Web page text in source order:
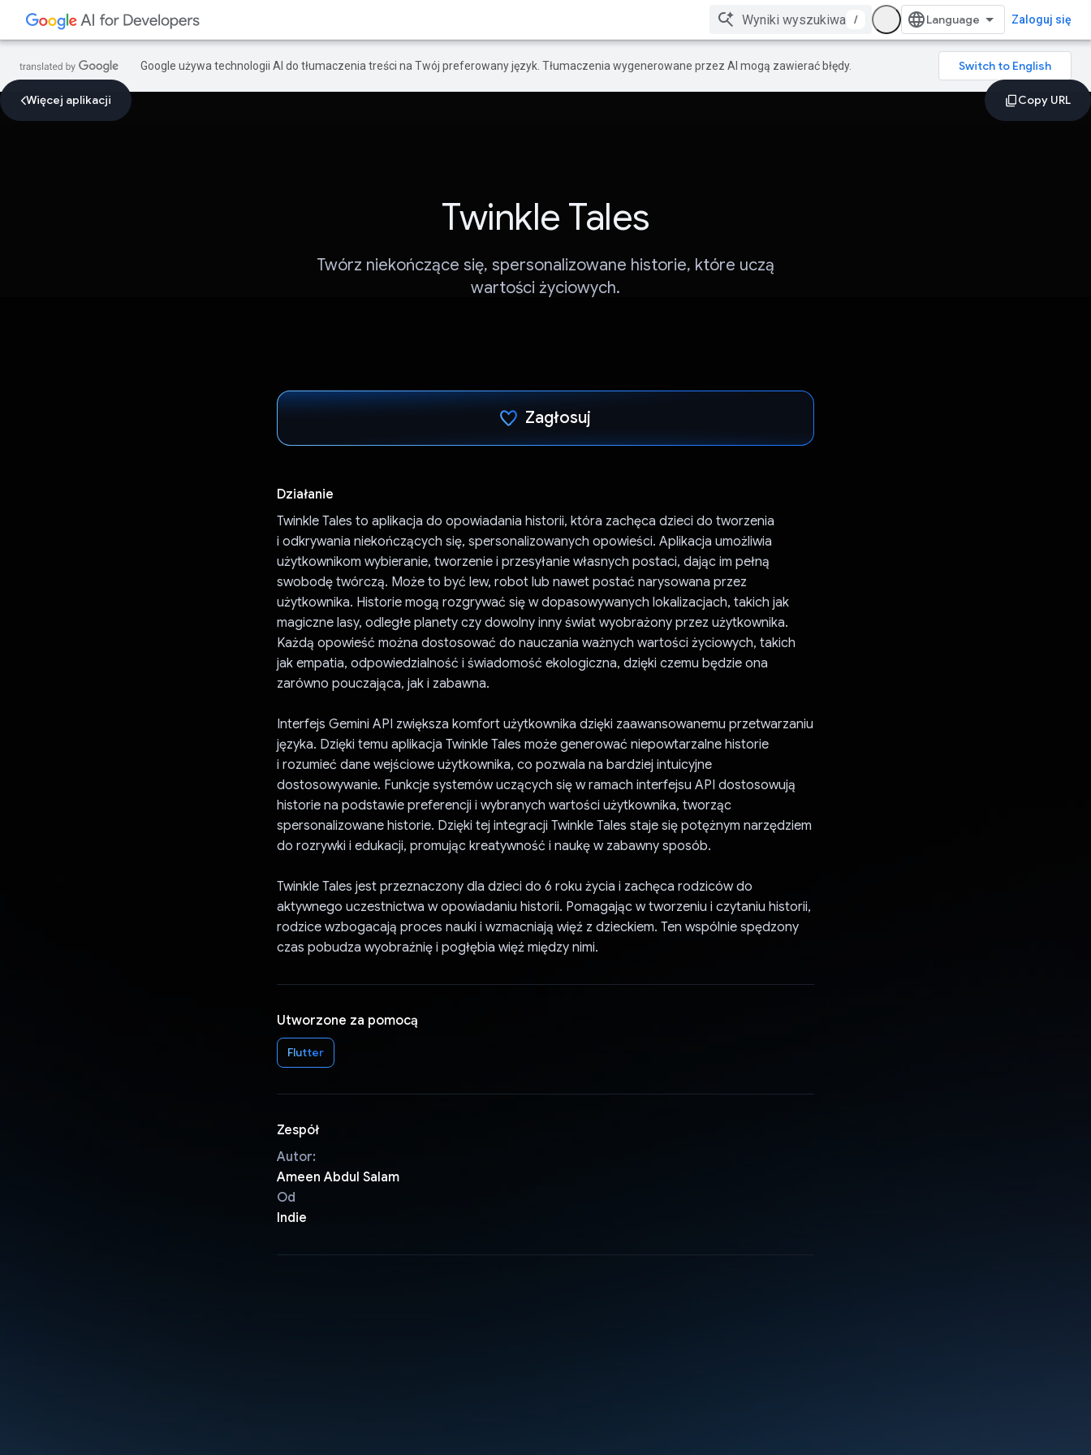
/ Zaloguj się
Google używa technologii AI do tłumaczenia treści na Twój preferowany język. Tłumaczenia wygenerowane przez AI mogą zawierać błędy.
Więcej aplikacji
Twinkle Tales
Twórz niekończące się, spersonalizowane historie, które uczą
wartości życiowych.
Zagłosuj
Działanie
Twinkle Tales to aplikacja do opowiadania historii, która zachęca dzieci do tworzenia
i odkrywania niekończących się, spersonalizowanych opowieści. Aplikacja umożliwia
użytkownikom wybieranie, tworzenie i przesyłanie własnych postaci, dając im pełną
swobodę twórczą. Może to być lew, robot lub nawet postać narysowana przez
użytkownika. Historie mogą rozgrywać się w dopasowywanych lokalizacjach, takich jak
magiczne lasy, odległe planety czy dowolny inny świat wyobrażony przez użytkownika.
Każdą opowieść można dostosować do nauczania ważnych wartości życiowych, takich
jak empatia, odpowiedzialność i świadomość ekologiczna, dzięki czemu będzie ona
zarówno pouczająca, jak i zabawna.
Interfejs Gemini API zwiększa komfort użytkownika dzięki zaawansowanemu przetwarzaniu
języka. Dzięki temu aplikacja Twinkle Tales może generować niepowtarzalne historie
i rozumieć dane wejściowe użytkownika, co pozwala na bardziej intuicyjne
dostosowywanie. Funkcje systemów uczących się w ramach interfejsu API dostosowują
historie na podstawie preferencji i wybranych wartości użytkownika, tworząc
spersonalizowane historie. Dzięki tej integracji Twinkle Tales staje się potężnym narzędziem
do rozrywki i edukacji, promując kreatywność i naukę w zabawny sposób.
Twinkle Tales jest przeznaczony dla dzieci do 6 roku życia i zachęca rodziców do
aktywnego uczestnictwa w opowiadaniu historii. Pomagając w tworzeniu i czytaniu historii,
rodzice wzbogacają proces nauki i wzmacniają więź z dzieckiem. Ten wspólnie spędzony
czas pobudza wyobraźnię i pogłębia więź między nimi.
Utworzone za pomocą
Flutter
Zespół
Autor:
Ameen Abdul Salam
Od
Indie